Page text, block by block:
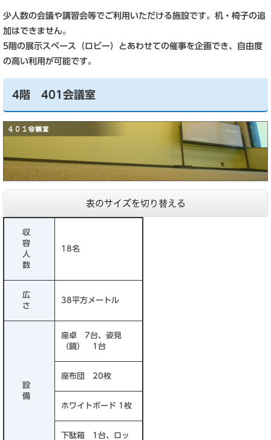
少人数の会議や講習会等でご利用いただける施設です。机・椅子の追
加はできません。
5階の展示スペース（ロビー）とあわせての催事を企画でき、自由度
の高い利用が可能です。
4階 401会議室
表のサイズを切り替える
収
容
人
数
18名
広
さ
38平方メートル
設
備
座卓 7台、姿見
（鏡） 1台
座布団 20枚
ホワイトボード 1枚
下駄箱 1台、ロッ